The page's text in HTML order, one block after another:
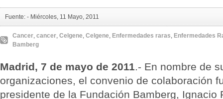
Fuente: - Miércoles, 11 Mayo, 2011
Cancer, cancer, Celgene, Celgene, Enfermedades raras, Enfermedades
Bamberg
Madrid, 7 de mayo de 2011.- En nombre de
organizaciones, el convenio de colaboración
presidente de la Fundación Bamberg, Ignacio